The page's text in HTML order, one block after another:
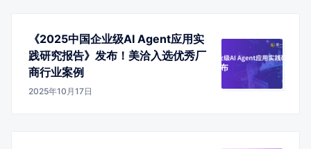
《2025中国企业级AI Agent应用实
践研究报告》发布！美洽入选优秀厂
商行业案例
2025年10月17日